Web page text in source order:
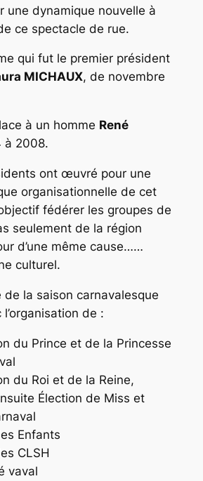
une dynamique nouvelle à
ce spectacle de rue.
qui fut le premier président
MICHAUX, de novembre
à un homme René
2008.
ont œuvré pour une
organisationnelle de cet
fédérer les groupes de
seulement de la région
d’une même cause……
culturel.
de la saison carnavalesque
l’organisation de :
du Prince et de la Princesse
du Roi et de la Reine,
Élection de Miss et
Enfants
CLSH
vaval